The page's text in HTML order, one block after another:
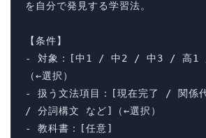
を自分で発見する学習法。
【条件】
- 対象：[中1 / 中2 / 中3 / 高1
（←選択）
- 扱う文法項目：[現在完了 / 関係
/ 分詞構文 など]（←選択）
- 教科書：[任意]